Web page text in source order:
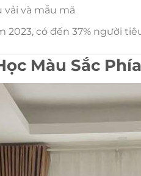
vải và mẫu mã
2023, có đến 37% người
Màu Sắc